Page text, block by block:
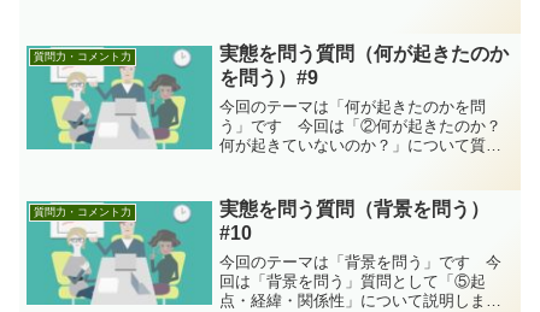
教育関係の仕事にでも従事していない限
りなかなか見聞きす...
質問力・コメント力
実態を問う質問（何が起きたのか
を問う）#9
今回のテーマは「何が起きたのかを問
う」です 今回は「②何が起きたのか？
何が起きていないのか？」について質問
質問（定義から始める）#8」の続きで
す）。前回記事のおさらい ま...
質問力・コメント力
実態を問う質問（背景を問う）
#10
今回のテーマは「背景を問う」です 今
回は「背景を問う」質問として「⑤起
点・経緯・関係性」について説明します